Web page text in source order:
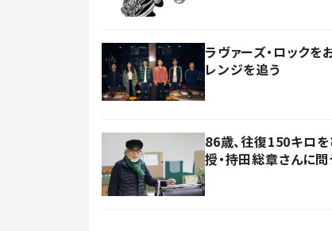
ラヴァーズ・ロック
レンジを追う
86歳、往復150キロ
授・持田総章さんに問